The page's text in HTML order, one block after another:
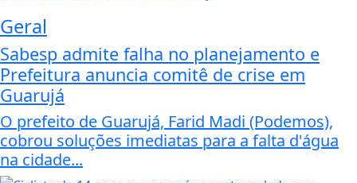
Geral
Sabesp admite falha no planejamento e
Prefeitura anuncia comitê de crise em
Guarujá
O prefeito de Guarujá, Farid Madi (Podemos),
cobrou soluções imediatas para a falta d'água
na cidade...